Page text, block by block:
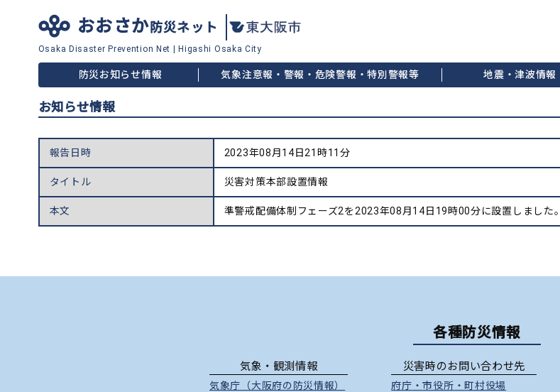
おおさか防災ネット
Osaka Disaster Prevention Net Higashi Osaka City
防災お知らせ情報 気象注意報・警報・危険警報・特別警報等 地震・津波情報
お知らせ情報
報告日時 2023年08月14日21時11分
タイトル 災害対策本部設置情報
本文 準警戒配備体制フェーズ2を2023年08月14日19時00分に設置しました。
各種防災情報
気象・観測情報
気象庁（大阪府の防災情報）
災害時のお問い合わせ先
府庁 ・市役所 ・町村役場